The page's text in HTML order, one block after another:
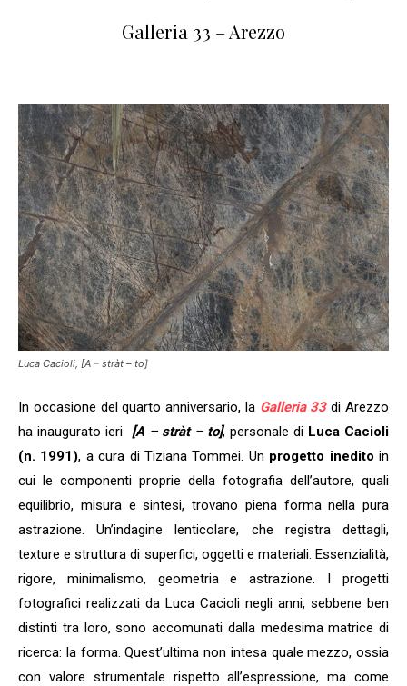
Galleria 33 – Arezzo
Luca Cacioli, [A – stràt – to]
In occasione del quarto anniversario, la Galleria 33di Arezzo
ha inaugurato ieri [A – stràt – to], personale di Luca Cacioli
(n. 1991), a cura di Tiziana Tommei. Un progetto inedito in
cui le componenti proprie della fotografia dell’autore, quali
equilibrio, misura e sintesi, trovano piena forma nella pura
astrazione. Un’indagine lenticolare, che registra dettagli,
texture e struttura di superfici, oggetti e materiali. Essenzialità,
rigore, minimalismo, geometria e astrazione. I progetti
fotografici realizzati da Luca Cacioli negli anni, sebbene ben
distinti tra loro, sono accomunati dalla medesima matrice di
ricerca: la forma. Quest’ultima non intesa quale mezzo, ossia
con valore strumentale rispetto all’espressione, ma come